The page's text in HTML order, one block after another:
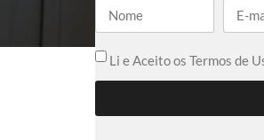
Li e Aceito os Termos de